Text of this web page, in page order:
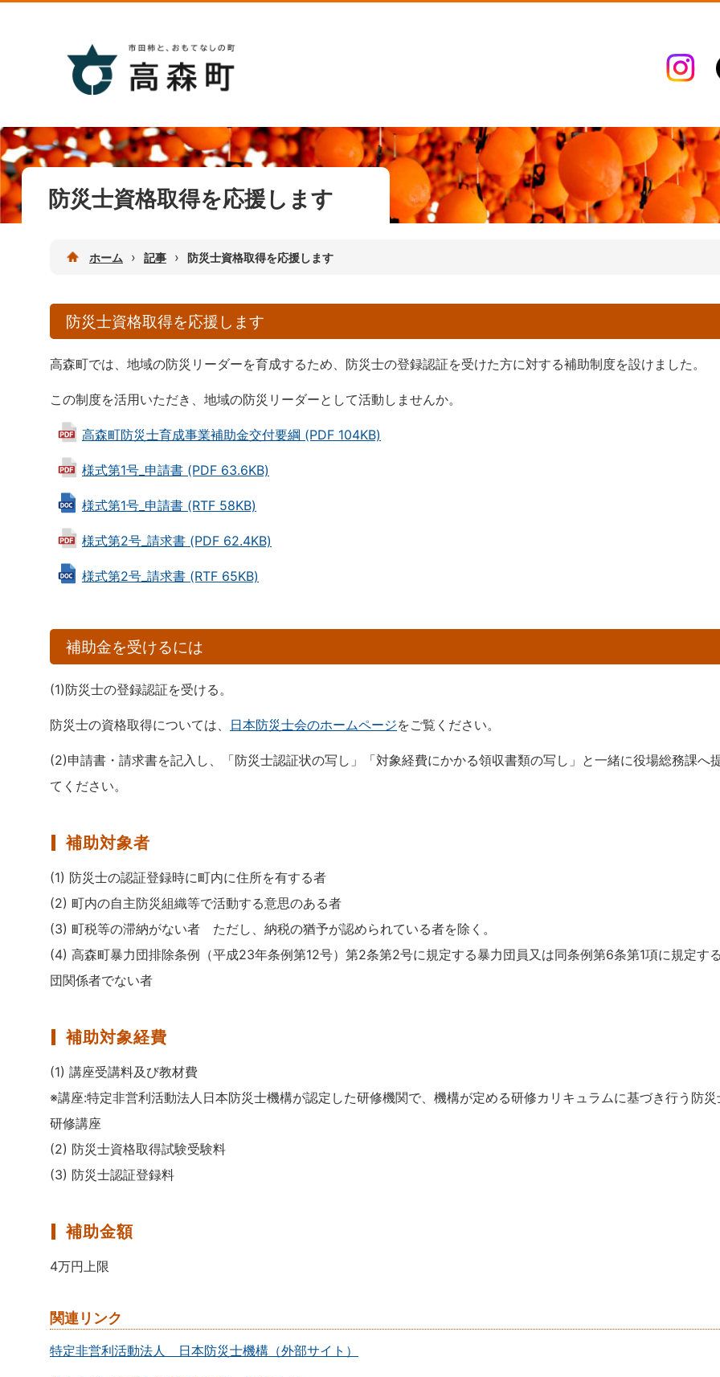
防災士資格取得を応援します
ホーム › 記事 › 防災士資格取得を応援します
防災士資格取得を応援します
高森町では、地域の防災リーダーを育成するため、防災士の登録認証を受けた方に対する補助制度を設けました。
この制度を活用いただき、地域の防災リーダーとして活動しませんか。
高森町防災士育成事業補助金交付要綱 (PDF 104KB)
様式第1号_申請書 (PDF 63.6KB)
様式第1号_申請書 (RTF 58KB)
様式第2号_請求書 (PDF 62.4KB)
様式第2号_請求書 (RTF 65KB)
補助金を受けるには
(1)防災士の登録認証を受ける。
防災士の資格取得については、 日本防災士会のホームページをご覧ください。
(2)申請書・請求書を記入し、「防災士認証状の写し」「対象経費にかかる領収書類の写し」と一緒に役場総務課へ
てください。
補助対象者
(1) 防災士の認証登録時に町内に住所を有する者
(2) 町内の自主防災組織等で活動する意思のある者
(3) 町税等の滞納がない者 ただし、納税の猶予が認められている者を除く。
(4) 高森町暴力団排除条例（平成23年条例第12号）第2条第2号に規定する暴力団員又は同条例第6条第1項に規定す
団関係者でない者
補助対象経費
(1) 講座受講料及び教材費
※講座:特定非営利活動法人日本防災士機構が認定した研修機関で、機構が定める研修カリキュラムに基づき行う防
研修講座
(2) 防災士資格取得試験受験料
(3) 防災士認証登録料
補助金額
4万円上限
関連リンク
特定非営利活動法人 日本防災士機構（外部サイト）